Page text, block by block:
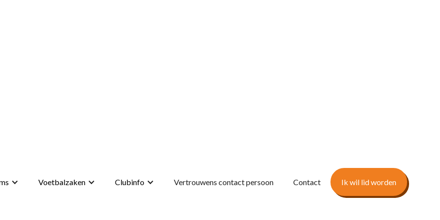
Voetbalzaken Clubinfo Vertrouwens contact persoon Contact Ik wil lid worden